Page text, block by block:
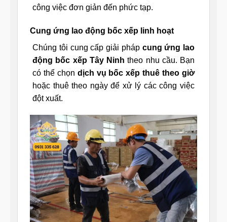
công việc đơn giản đến phức tạp.
Cung ứng lao động bốc xếp linh hoạt
Chúng tôi cung cấp giải pháp cung ứng lao
động bốc xếp Tây Ninh theo nhu cầu. Bạn
có thể chọn dịch vụ bốc xếp thuê theo giờ
hoặc thuê theo ngày để xử lý các công việc
đột xuất.